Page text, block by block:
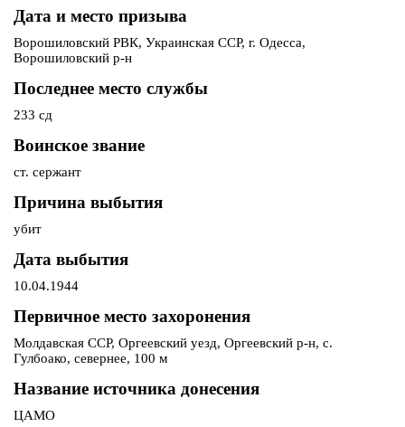
Дата и место призыва
Ворошиловский РВК, Украинская ССР, г. Одесса,
Ворошиловский р-н
Последнее место службы
233 сд
Воинское звание
ст. сержант
Причина выбытия
убит
Дата выбытия
10.04.1944
Первичное место захоронения
Молдавская ССР, Оргеевский уезд, Оргеевский р-н, с.
Гулбоако, севернее, 100 м
Название источника донесения
ЦАМО